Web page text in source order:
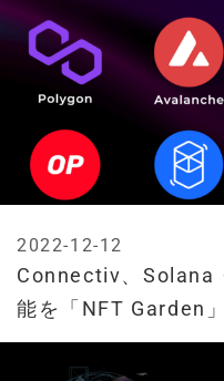
Connectiv、Solana
能を「NFT Garden
2022-12-12